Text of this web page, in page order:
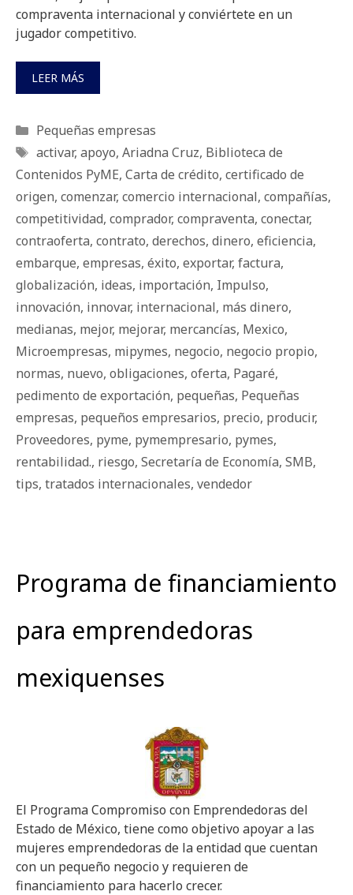
compraventa internacional y conviértete en un
jugador competitivo.
LEER MÁS
Categorías
Pequeñas empresas
Etiquetas
activar, apoyo, Ariadna Cruz, Biblioteca de
Contenidos PyME, Carta de crédito, certificado de
origen, comenzar, comercio internacional, compañías,
competitividad, comprador, compraventa, conectar,
contraoferta, contrato, derechos, dinero, eficiencia,
embarque, empresas, éxito, exportar, factura,
globalización, ideas, importación, Impulso,
innovación, innovar, internacional, más dinero,
medianas, mejor, mejorar, mercancías, Mexico,
Microempresas, mipymes, negocio, negocio propio,
normas, nuevo, obligaciones, oferta, Pagaré,
pedimento de exportación, pequeñas, Pequeñas
empresas, pequeños empresarios, precio, producir,
Proveedores, pyme, pymempresario, pymes,
rentabilidad., riesgo, Secretaría de Economía, SMB,
tips, tratados internacionales, vendedor
Programa de financiamiento
para emprendedoras
mexiquenses
El Programa Compromiso con Emprendedoras del
Estado de México, tiene como objetivo apoyar a las
mujeres emprendedoras de la entidad que cuentan
con un pequeño negocio y requieren de
financiamiento para hacerlo crecer.